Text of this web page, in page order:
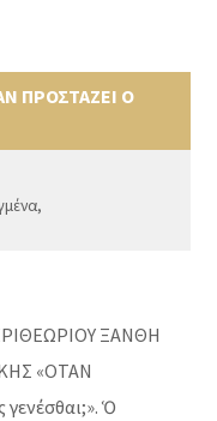
ΠΡΟΣΤΑΖΕΙ Ο
,
ΞΑΝΘΗ
«ΟΤΑΝ
γενέσθαι;». Ὁ